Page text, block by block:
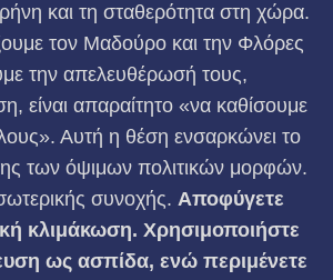
και τη σταθερότητα στη χώρα.
τον Μαδούρο και την Φλόρες
την απελευθέρωσή τους,
είναι απαραίτητο «να καθίσουμε
Αυτή η θέση ενσαρκώνει το
των όψιμων πολιτικών μορφών.
συνοχής. Αποφύγετε
κλιμάκωση. Χρησιμοποιήστε
ως ασπίδα, ενώ περιμένετε